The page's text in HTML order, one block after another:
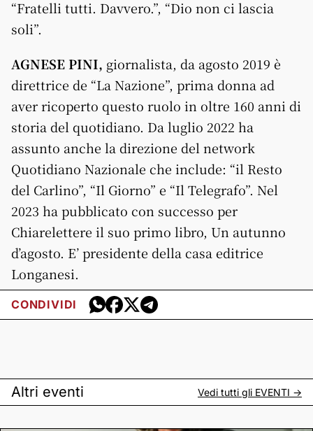
“Fratelli tutti. Davvero.”, “Dio non ci lascia
soli”.
AGNESE PINI, giornalista, da agosto 2019 è
direttrice de “La Nazione”, prima donna ad
aver ricoperto questo ruolo in oltre 160 anni di
storia del quotidiano. Da luglio 2022 ha
assunto anche la direzione del network
Quotidiano Nazionale che include: “il Resto
del Carlino”, “Il Giorno” e “Il Telegrafo”. Nel
2023 ha pubblicato con successo per
Chiarelettere il suo primo libro, Un autunno
d’agosto. E’ presidente della casa editrice
Longanesi.
CONDIVIDI
Altri eventi Vedi tutti gli EVENTI ->